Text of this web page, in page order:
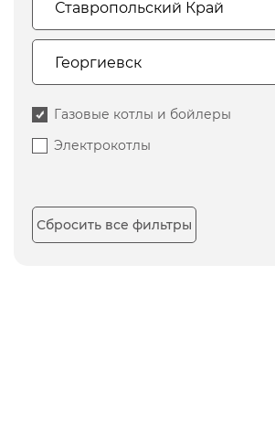
Газовые котлы и бойлеры
Электрокотлы
Сбросить все фильтры